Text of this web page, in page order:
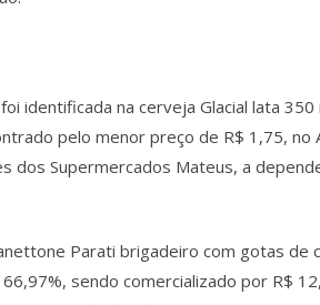
identificada na cerveja Glacial lata
pelo menor preço de R$ 1,75, no
dos Supermercados Mateus, a
Parati brigadeiro com gotas de
sendo comercializado por R$